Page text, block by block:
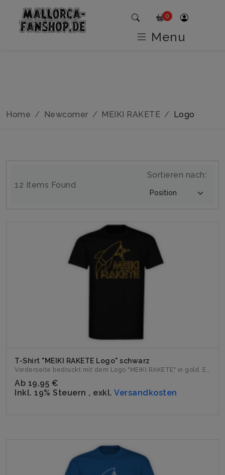
Home Newcomer MEIKI RAKETE Logo
12 Items Found
Sortieren nach:
T-Shirt "MEIKI RAKETE Logo" schwarz
Vorderseite bedruckt mit dem Logo "MEIKI RAKETE" in gold. E...
Ab 19,95 €
Inkl. 19% Steuern , exkl. Versandkosten
0
Menu